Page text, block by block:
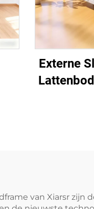
Externe
van Xiarsr